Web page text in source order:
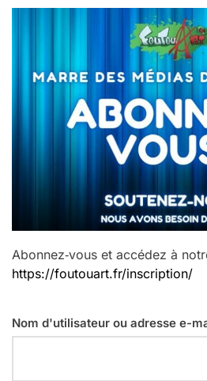
Abonnez‑vous et accédez à
https://foutouart.fr/inscription/
Nom d'utilisateur ou adresse e-